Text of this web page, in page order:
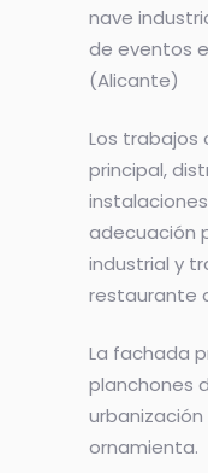
nave
de eventos
(Alicante)
Los trabajos
principal,
adecuación
industrial y
restaurante
La fachada
planchones
ornamienta.